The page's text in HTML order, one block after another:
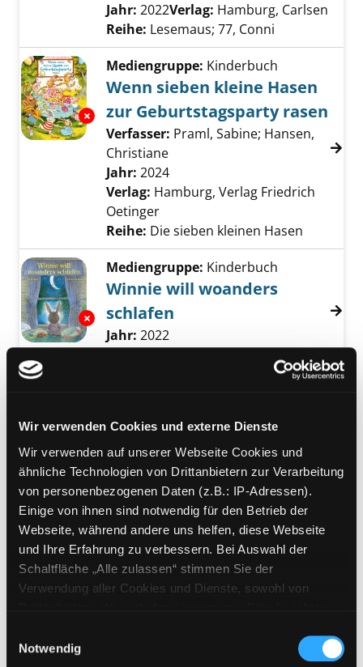
Wir verwenden Cookies und externe Dienste
Wir verwenden auf unserer Webseite Cookies und
ähnliche Technologien von Drittanbietern zur Verarbeitung
von personenbezogenen Daten (z.B.: IP-Adressen).
Einige von ihnen sind notwendig für den Betrieb der
Webseite, während andere uns helfen, diese Webseite
und Ihre Erfahrung zu verbessern. Bei Auswahl der
Schaltfläche „Alle zulassen“ stimmen Sie der
Verwendung aller Cookies und Dienste, sowohl von
Cookies von Drittanbietern, eine Verarbeitung in
Notwendig
Jahr: 2022Verlag: Hamburg, Carlsen
Reihe: Lesemaus; 77, Conni
Exemplar-Details von Wenn sieben kleine
Mediengruppe: Kinderbuch
Wenn sieben kleine Hasen
zur Geburtstagsparty rasen
Verfasser: Praml, Sabine; Hansen,
Christiane Suche nach diesem Verfasser
Jahr: 2024
Verlag: Hamburg, Verlag Friedrich
Oetinger
Reihe: Die sieben kleinen Hasen
Exemplar-Details von Winnie will woanders
Mediengruppe: Kinderbuch
Winnie will woanders
schlafen
Suche nach diesem Verfasser
Jahr: 2022
Exemplar-Details von Achtung! Henri und
geheimnisvolle
Büchernager
Verfasser: MacKenzie, Emily
Suche nach
Jahr: 2020 Verlag: Köln, Lingen-Verl.
Mediengruppe:Kinderbuch
Hase Möhrchen und die
fliegenden Ostereier